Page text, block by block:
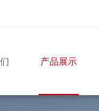
产品展示